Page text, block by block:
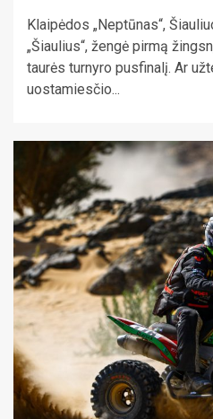
Klaipėdos „Neptūnas“,
„Šiaulius“, žengė pirmą
taurės turnyro pusfinalį. Ar
uostamiesčio...